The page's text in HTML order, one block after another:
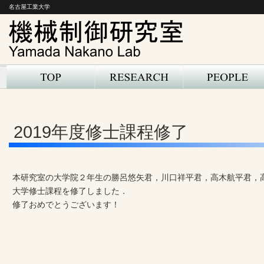
名古屋工業大学
2019年度修士課程修了
本研究室の大学院２年生の勝呂悠矢君，川口祥平君，高木航平君
大学修士課程を修了しました．
修了おめでとうございます！